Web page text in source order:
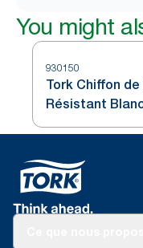
You might
930150
Tork Chiffon
Résistant